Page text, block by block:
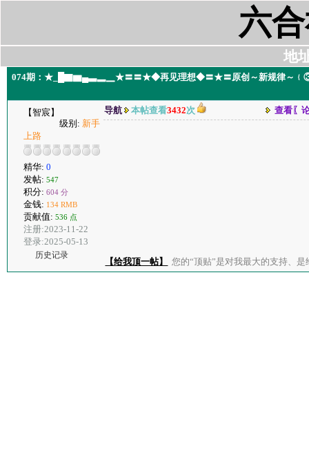
六
地
074期：★_█▇▆▄▃▂▁★〓〓★◆再见理想◆〓★〓原创～新规律～
【智宸】
级别: 新手
上路
精华: 0
发帖: 547
积分: 604 分
金钱: 134 RMB
贡献值: 536 点
注册:2023-11-22
登录:2025-05-13
历史记录
导航 本帖查看3432次 查看〖
【给我顶一帖】 您的“顶贴”是对我最大的支持、